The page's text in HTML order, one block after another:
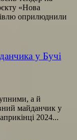
«Нова
оприлюднили
у Бучі
а й
майданчик у
2024...